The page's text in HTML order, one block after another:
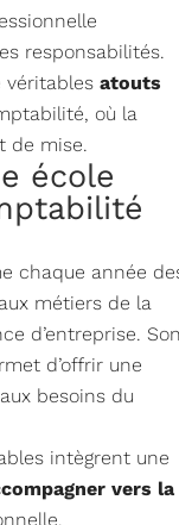
responsabilités.
véritables atouts
où la
de mise.
école
chaque année
aux métiers de la
d’entreprise.
d’offrir une
besoins du
intègrent une
vers la